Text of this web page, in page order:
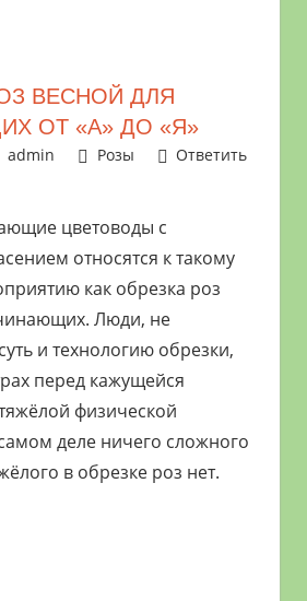
ВЕСНОЙ ДЛЯ
ОТ «А» ДО «Я»
admin Розы
Ответить
цветоводы с
относятся к такому
как обрезка роз
Люди, не
и технологию обрезки,
перед кажущейся
физической
деле ничего сложного
в обрезке роз нет.